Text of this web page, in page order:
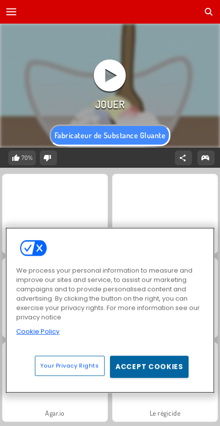
Fabricateur de Substance Gluante
70%
Skribbl.Io
My Slime Mixer
Agar.io Le régicide
We process your personal information to measure and
improve our sites and service, to assist our marketing
campaigns and to provide personalised content and
advertising. By clicking the button on the right, you can
exercise your privacy rights. For more information see our
privacy notice
Cookie Policy
Your Privacy Rights ACCEPT COOKIES